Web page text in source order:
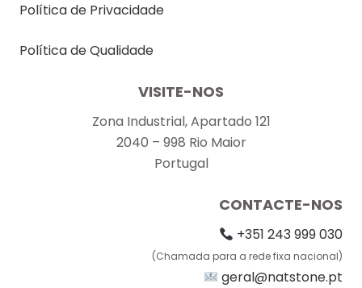
Política de Privacidade
Política de Qualidade
VISITE-NOS
Zona Industrial, Apartado 121
2040 – 998 Rio Maior
Portugal
CONTACTE-NOS
+351 243 999 030
(Chamada para a rede fixa nacional)
geral@natstone.pt